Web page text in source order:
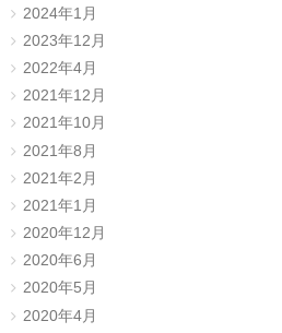
2024年1月
2023年12月
2022年4月
2021年12月
2021年10月
2021年8月
2021年2月
2021年1月
2020年12月
2020年6月
2020年5月
2020年4月